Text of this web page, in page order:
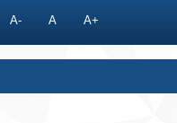
A- A A+